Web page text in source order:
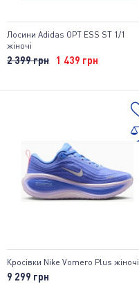
Лосини Adidas OPT ESS ST 1/1
жіночі
2 399 грн 1 439 грн
Кросівки Nike Vomero Plus жіночі
9 299 грн